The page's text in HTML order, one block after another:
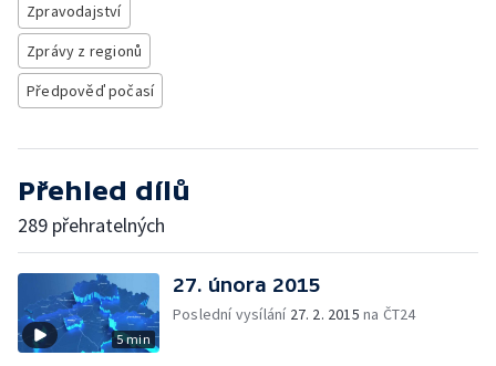
Zpravodajství
Zprávy z regionů
Předpověď počasí
Přehled dílů
289 přehratelných
5 min
27. února 2015
Poslední vysílání 27. 2. 2015 na ČT24